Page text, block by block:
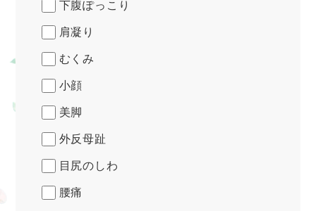
下腹ぽっこり
肩凝り
むくみ
小顔
美脚
外反母趾
目尻のしわ
腰痛